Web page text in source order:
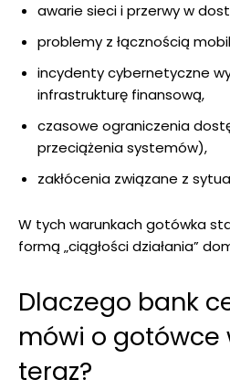
awarie sieci i przerwy w
problemy z łącznością
incydenty cybernetyczne
infrastrukturę finansową,
czasowe ograniczenia
przeciążenia systemów),
zakłócenia związane z
W tych warunkach gotówka
formą „ciągłości działania”
Dlaczego bank
mówi o gotówce
teraz?